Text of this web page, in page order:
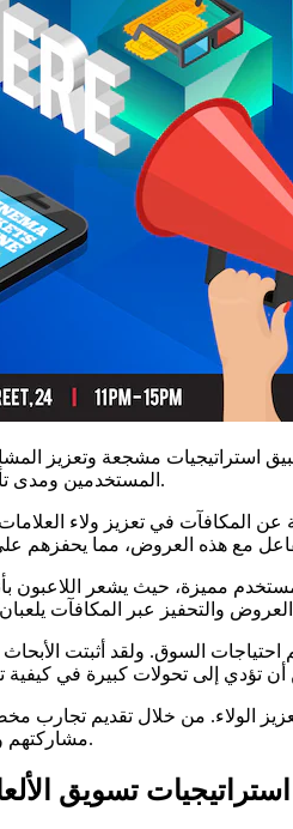
استراتيجيات مشجعة وتعزيز
المستخدمين ومدى تأثيرها على الرهانات التي يتم تنفيذها.
عن المكافآت في تعزيز ولاء
مستخدم مميزة، حيث يشعر
الولاء. من خلال تقديم تجارب
مشاركتهم وتفاعلهم مع اللاعبين بشكلٍ ملحوظ.
استراتيجيات تسويق